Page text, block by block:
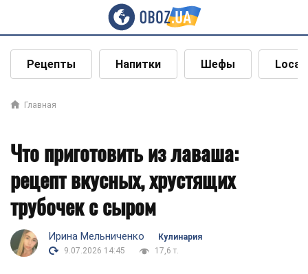
Рецепты Напитки Шефы Local
Главная
Что приготовить из лаваша:
рецепт вкусных, хрустящих
трубочек с сыром
Ирина Мельниченко
Кулинария
9.07.2026 14:45
17,6 т.